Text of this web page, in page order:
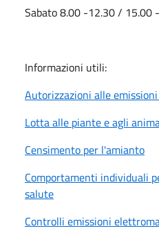
Sabato 8.00 -12.30 / 15.00
Informazioni utili:
Autorizzazioni alle
Lotta alle piante e agli
Censimento per l'amianto
Comportamenti individuali
salute
Controlli emissioni